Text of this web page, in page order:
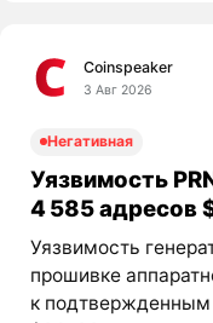
Coinspeaker
3 Авг 2026
Негативная
Уязвимость
4 585 адресов
Уязвимость
прошивке
к подтвержденным